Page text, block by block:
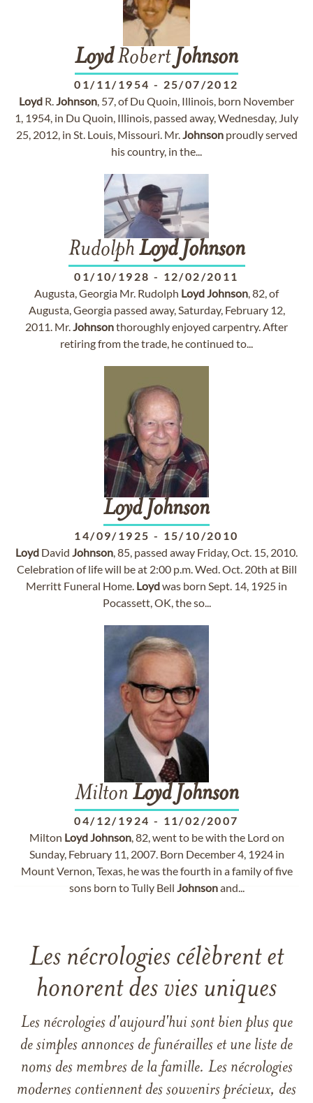
LoydRobert Johnson
01/11/1954 - 25/07/2012
Loyd R.Johnson, 57, of Du Quoin, Illinois, born November
1, 1954, in Du Quoin, Illinois, passed away, Wednesday, July
25, 2012, in St. Louis, Missouri. Mr.Johnsonproudly served
his country, in the...
Rudolph Loyd Johnson
01/10/1928 - 12/02/2011
Augusta, Georgia Mr. Rudolph LoydJohnson, 82, of
Augusta, Georgia passed away, Saturday, February 12,
2011. Mr.Johnsonthoroughly enjoyed carpentry. After
retiring from the trade, he continued to...
Loyd Johnson
14/09/1925 - 15/10/2010
Loyd David Johnson, 85, passed away Friday, Oct. 15, 2010.
Celebration of life will be at 2:00 p.m. Wed. Oct. 20th at Bill
Merritt Funeral Home. Loydwas born Sept. 14, 1925 in
Pocassett, OK, the so...
Milton Loyd Johnson
04/12/1924 - 11/02/2007
Milton LoydJohnson, 82, went to be with the Lord on
Sunday, February 11, 2007. Born December 4, 1924 in
Mount Vernon, Texas, he was the fourth in a family of five
sons born to Tully Bell Johnsonand...
Les nécrologies célèbrent et
honorent des vies uniques
Les nécrologies d'aujourd'hui sont bien plus que
de simples annonces de funérailles et une liste de
noms des membres de la famille. Les nécrologies
modernes contiennent des souvenirs précieux, des